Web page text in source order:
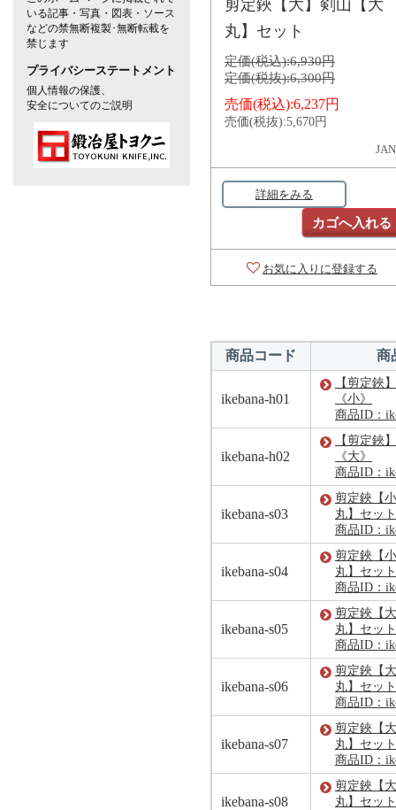
剪定鋏【大】剣山【大
丸】セット
定価(税込):6,930円
定価(税抜):6,300円
売価(税込):6,237円
売価(税抜):5,670円
詳細をみる
カゴへ入れる
お気に入りに登録する
商品コード 商
ikebana-h01
【剪定鋏
《小》
商品ID：
ikebana-h02
【剪定鋏
《大》
商品ID：
ikebana-s03
剪定鋏【
丸】セット
商品ID：
ikebana-s04
剪定鋏【
丸】セット
商品ID：
ikebana-s05
剪定鋏【
丸】セット
商品ID：
ikebana-s06
剪定鋏【
丸】セット
商品ID：
ikebana-s07
剪定鋏【
丸】セット
商品ID：
ikebana-s08
剪定鋏【
丸】セット
いる記事・写真・図表・ソース
などの禁無断複製･無断転載を
禁じます
プライバシーステートメント
個人情報の保護、
安全についてのご説明